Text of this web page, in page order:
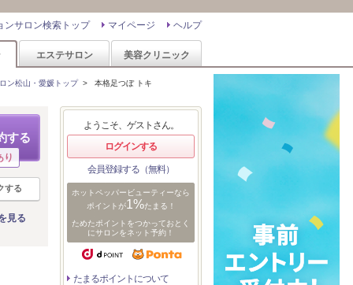
ヘルプ
マイページ
ンサロン検索トップ
エステサロン 美容クリニック
ン松山・愛媛トップ> 本格足つぼ トキ
する
り
する
見る
ようこそ、ゲストさん。
ログインする
会員登録する（無料）
ホットペッパービューティーなら
ポイントが1%たまる！
ためたポイントをつかっておとく
にサロンをネット予約！
たまるポイントについて